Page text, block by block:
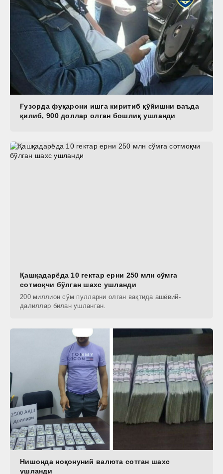
Ғузорда фуқарони ишга киритиб қўйишни ваъда
қилиб, 900 доллар олган бошлиқ ушланди
Қашқадарёда 10 гектар ерни 250 млн сўмга
сотмоқчи бўлган шахс ушланди
200 миллион сўм пулларни олган вақтида ашёвий-
далиллар билан ушланган.
Нишонда ноқонуний валюта сотган шахс
ушланди